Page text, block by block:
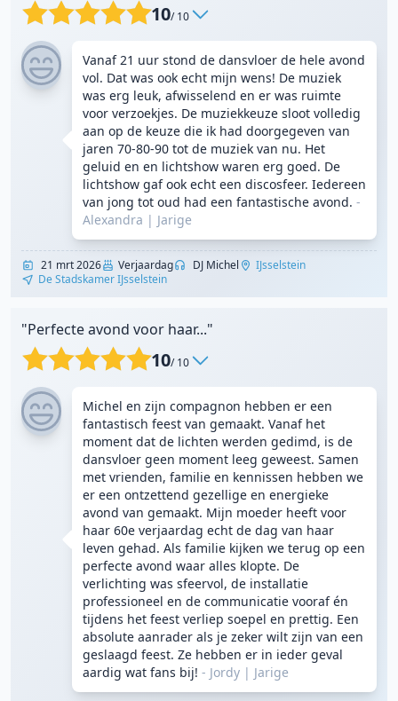
10/ 10
Vanaf 21 uur stond de dansvloer de hele avond
vol. Dat was ook echt mijn wens! De muziek
was erg leuk, afwisselend en er was ruimte
voor verzoekjes. De muziekkeuze sloot volledig
aan op de keuze die ik had doorgegeven van
jaren 70-80-90 tot de muziek van nu. Het
geluid en en lichtshow waren erg goed. De
lichtshow gaf ook echt een discosfeer. Iedereen
van jong tot oud had een fantastische avond. -
Alexandra | Jarige
21 mrt 2026 Verjaardag DJ Michel
IJsselstein
De Stadskamer IJsselstein
"Perfecte avond voor haar..."
10/ 10
Michel en zijn compagnon hebben er een
fantastisch feest van gemaakt. Vanaf het
moment dat de lichten werden gedimd, is de
dansvloer geen moment leeg geweest. Samen
met vrienden, familie en kennissen hebben we
er een ontzettend gezellige en energieke
avond van gemaakt. Mijn moeder heeft voor
haar 60e verjaardag echt de dag van haar
leven gehad. Als familie kijken we terug op een
perfecte avond waar alles klopte. De
verlichting was sfeervol, de installatie
professioneel en de communicatie vooraf én
tijdens het feest verliep soepel en prettig. Een
absolute aanrader als je zeker wilt zijn van een
geslaagd feest. Ze hebben er in ieder geval
aardig wat fans bij! - Jordy | Jarige